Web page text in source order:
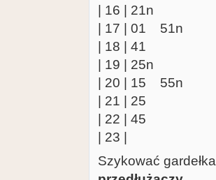
| 16 | 21n
| 17 | 01 51n
| 18 | 41
| 19 | 25n
| 20 | 15 55n
| 21 | 25
| 22 | 45
| 23 |
Szykować